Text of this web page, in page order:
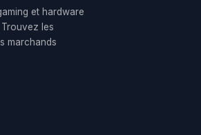
et hardware
les
marchands